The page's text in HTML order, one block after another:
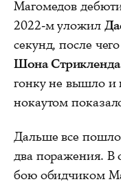
Магомедов
2022-м уложил
секунд, после
Шона Стрикленда
гонку не вышло и
нокаутом
Дальше все
два поражения. В
бою обидчиком